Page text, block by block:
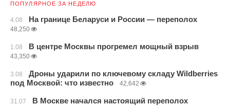
ПОПУЛЯРНОЕ ЗА НЕДЕЛЮ
4.08 На границе Беларуси и России — переполох
48,250
1.08 В центре Москвы прогремел мощный взрыв
43,350
3.08
Дроны ударили по ключевому складу Wildberries
под Москвой: что известно
42,642
31.07 В Москве начался настоящий переполох